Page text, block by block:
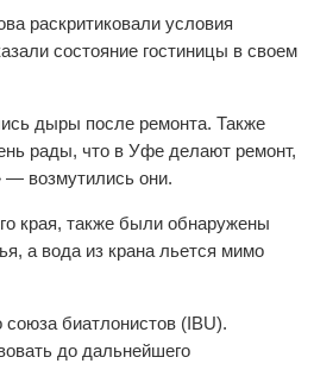
раскритиковали условия
состояние гостиницы в своем
дыры после ремонта. Также
рады, что в Уфе делают ремонт,
— возмутились они.
края, также были обнаружены
а вода из крана льется мимо
биатлонистов (IBU).
до дальнейшего